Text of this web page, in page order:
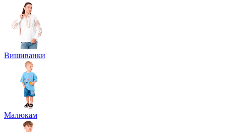
Вишиванки
Малюкам